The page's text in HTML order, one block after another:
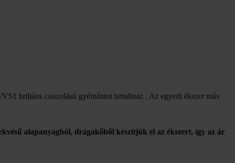
briliáns csiszolású gyémántot tartalmaz . Az egyedi ékszer más
alapanyagból, drágakőből készítjük el az ékszert, így az ár